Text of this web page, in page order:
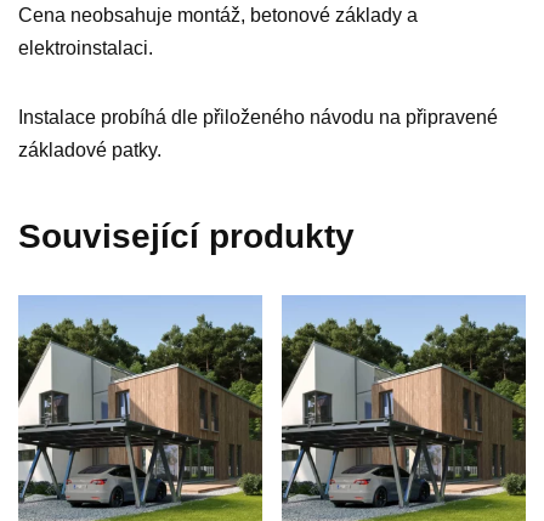
Cena neobsahuje montáž, betonové základy a
elektroinstalaci.
Instalace probíhá dle přiloženého návodu na připravené
základové patky.
Související produkty